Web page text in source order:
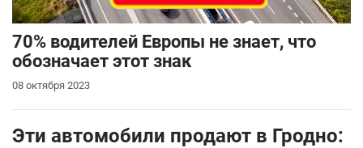
70% водителей Европы не знает, что
обозначает этот знак
08 октября 2023
Эти автомобили продают в Гродно: